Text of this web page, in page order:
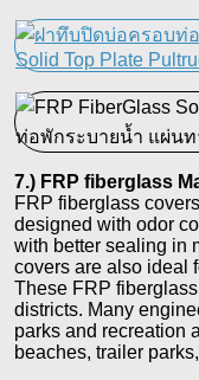
7.) FRP fiberglass
FRP fiberglass
designed with odor
with better sealing in
covers are also ideal
These FRP
districts. Many
parks and recreation
beaches, trailer